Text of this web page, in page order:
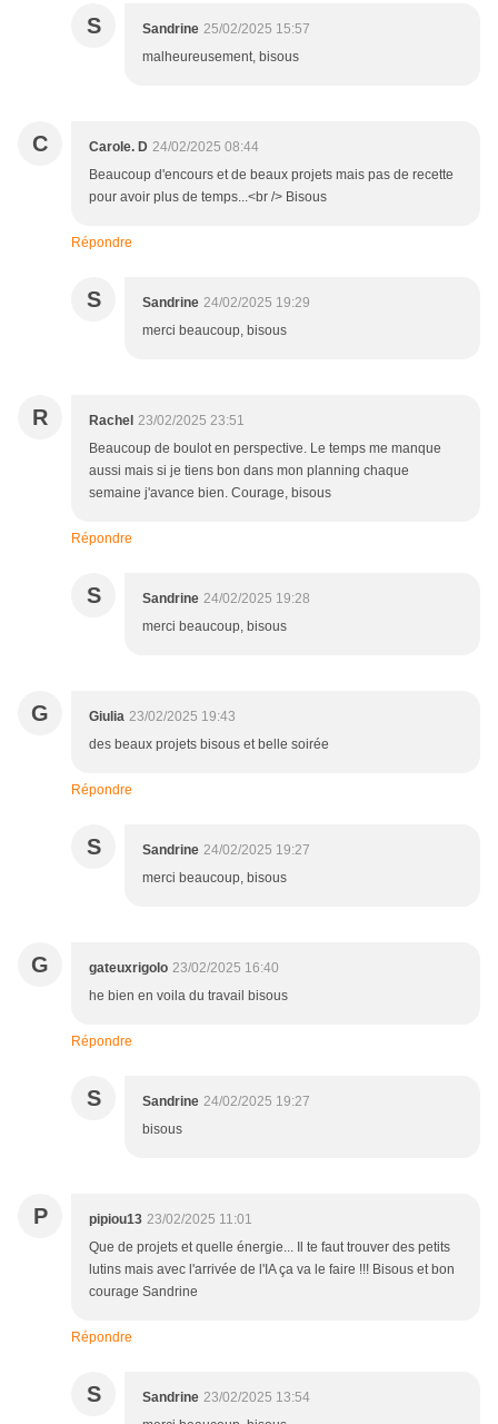
S Sandrine 25/02/2025 15:57
malheureusement, bisous
C Carole. D 24/02/2025 08:44
Beaucoup d'encours et de beaux projets mais pas de recette
pour avoir plus de temps...<br /> Bisous
Répondre
S Sandrine 24/02/2025 19:29
merci beaucoup, bisous
R Rachel 23/02/2025 23:51
Beaucoup de boulot en perspective. Le temps me manque
aussi mais si je tiens bon dans mon planning chaque
semaine j'avance bien. Courage, bisous
Répondre
S Sandrine 24/02/2025 19:28
merci beaucoup, bisous
G Giulia 23/02/2025 19:43
des beaux projets bisous et belle soirée
Répondre
S Sandrine 24/02/2025 19:27
merci beaucoup, bisous
G gateuxrigolo 23/02/2025 16:40
he bien en voila du travail bisous
Répondre
S Sandrine 24/02/2025 19:27
bisous
P pipiou13 23/02/2025 11:01
Que de projets et quelle énergie... Il te faut trouver des petits
lutins mais avec l'arrivée de l'IA ça va le faire !!! Bisous et bon
courage Sandrine
Répondre
S Sandrine 23/02/2025 13:54